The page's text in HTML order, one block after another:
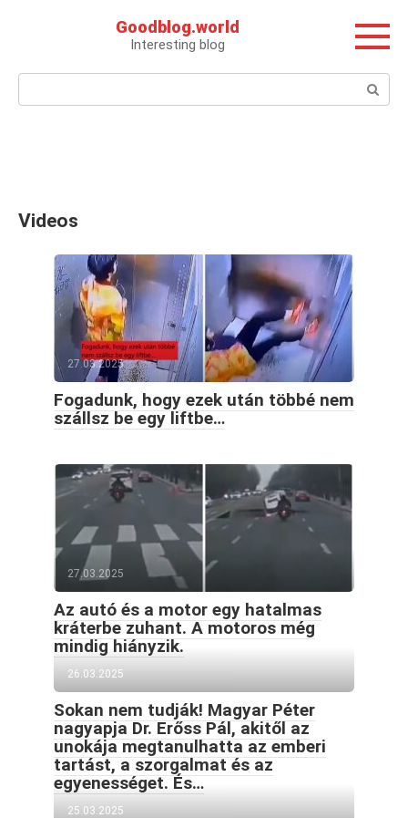
Goodblog.world
Interesting blog
Поиск:
Videos
27.03.2025
Fogadunk, hogy ezek után többé nem
szállsz be egy liftbe…
27.03.2025
Az autó és a motor egy hatalmas
kráterbe zuhant. A motoros még
mindig hiányzik.
26.03.2025
Sokan nem tudják! Magyar Péter
nagyapja Dr. Erőss Pál, akitől az
unokája megtanulhatta az emberi
tartást, a szorgalmat és az
egyenességet. És…
25.03.2025